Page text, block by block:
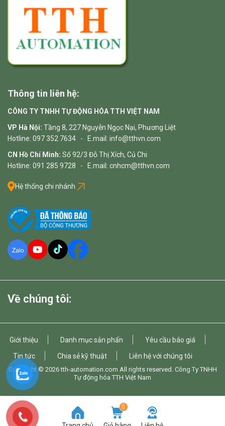
Thông tin liên hệ:
CÔNG TY TNHH TỰ ĐỘNG HÓA TTH VIỆT NAM
VP Hà Nội: Tầng 8, 227 Nguyễn Ngọc Nại, Phương Liệt
Hotline: 097 352 7634 - E.mail: info@tthvn.com
CN Hồ Chí Minh: Số 92/3 Đỗ Thị Xích, Củ Chi
Hotline: 091 285 9728 - E.mail: cnhcm@tthvn.com
Hệ thống chi nhánh
Về chúng tôi:
Giới thiệu Danh mục sản phẩn
Yêu cầu báo giá
Tin tức
Chia sẻ kỹ thuật Liên hệ với chúng tôi
Copyright © 2026tth-automation.com All rights reserved. Công Ty TNHH
Tự động hóa TTH Việt Nam
0